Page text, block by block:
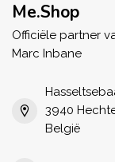
Me.Shop
Officiële partner
Marc Inbane
3940
België